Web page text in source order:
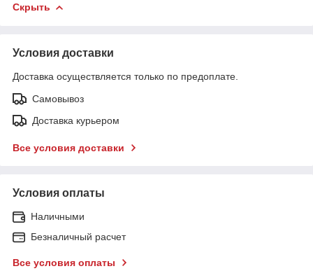
Скрыть
Условия доставки
Доставка осуществляется только по предоплате.
Самовывоз
Доставка курьером
Все условия доставки
Условия оплаты
Наличными
Безналичный расчет
Все условия оплаты